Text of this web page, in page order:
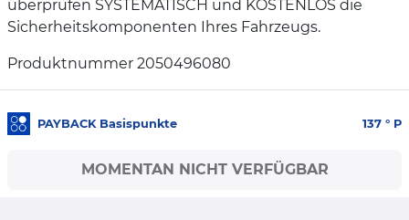
überprüfen SYSTEMATISCH und KOSTENLOS die
Sicherheitskomponenten Ihres Fahrzeugs.
Produktnummer 2050496080
PAYBACK Basispunkte 137 ° P
MOMENTAN NICHT VERFÜGBAR